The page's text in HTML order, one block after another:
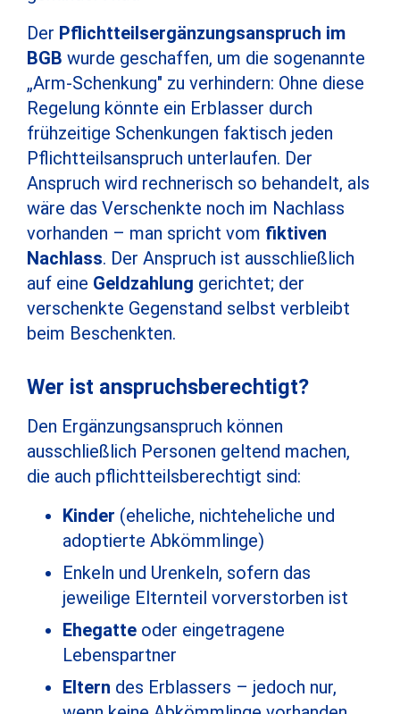
Der Pflichtteilsergänzungsanspruch im
BGB wurde geschaffen, um die sogenannte
„Arm-Schenkung" zu verhindern: Ohne diese
Regelung könnte ein Erblasser durch
frühzeitige Schenkungen faktisch jeden
Pflichtteilsanspruch unterlaufen. Der
Anspruch wird rechnerisch so behandelt, als
wäre das Verschenkte noch im Nachlass
vorhanden – man spricht vom fiktiven
Nachlass. Der Anspruch ist ausschließlich
auf eine Geldzahlung gerichtet; der
verschenkte Gegenstand selbst verbleibt
beim Beschenkten.
Wer ist anspruchsberechtigt?
Den Ergänzungsanspruch können
ausschließlich Personen geltend machen,
die auch pflichtteilsberechtigt sind:
Kinder (eheliche, nichteheliche und
adoptierte Abkömmlinge)
Enkeln und Urenkeln, sofern das
jeweilige Elternteil vorverstorben ist
Ehegatte oder eingetragene
Lebenspartner
Eltern des Erblassers – jedoch nur,